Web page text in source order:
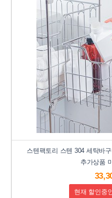
스텐팩토리 스텐 304 세탁바
추가상품
현재 할인중